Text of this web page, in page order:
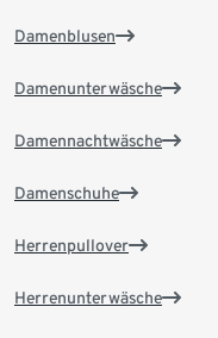
Damenblusen
Damenunterwäsche
Damennachtwäsche
Damenschuhe
Herrenpullover
Herrenunterwäsche